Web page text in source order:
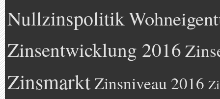
Nullzinspolitik
Zinsentwicklung 2016
ZinsmarktZinsniveau 2016